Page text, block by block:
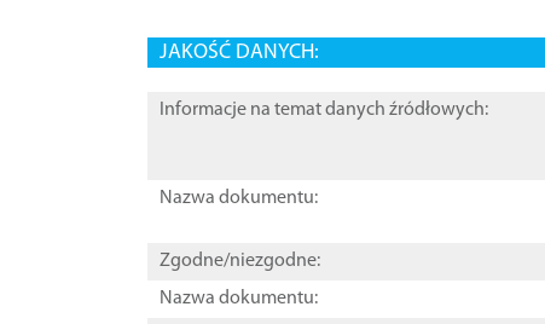
JAKOŚĆ DANYCH:
Informacje na temat danych źródłowych:
Nazwa dokumentu:
Zgodne/niezgodne:
Nazwa dokumentu: